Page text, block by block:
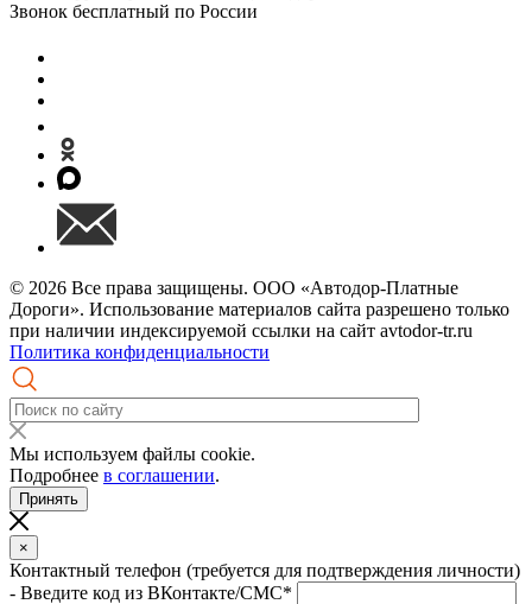
Звонок бесплатный по России
© 2026 Все права защищены. ООО «Автодор-Платные
Дороги». Использование материалов сайта разрешено только
при наличии индексируемой ссылки на сайт avtodor-tr.ru
Политика конфиденциальности
Мы используем файлы cookie.
Подробнее в соглашении.
Принять
×
Контактный телефон (требуется для подтверждения личности)
- Введите код из ВКонтакте/СМС*